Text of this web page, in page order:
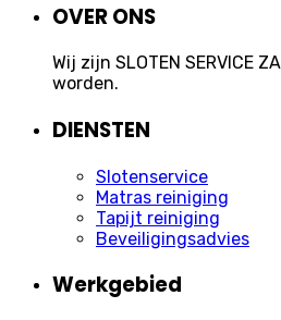
OVER ONS
Wij zijn SLOTEN SERVICE
worden.
DIENSTEN
Slotenservice
Matras reiniging
Tapijt reiniging
Beveiligingsadvies
Werkgebied